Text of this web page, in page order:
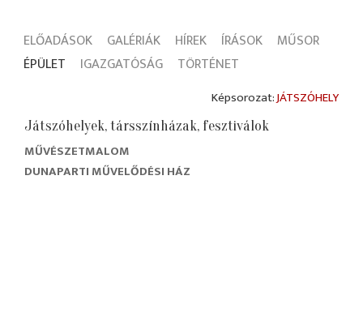
ELŐADÁSOK GALÉRIÁK HÍREK ÍRÁSOK
MŰSOR
ÉPÜLET
IGAZGATÓSÁG TÖRTÉNET
JÁTSZÓHELY
Játszóhelyek, társszínházak, fesztiválok
MŰVÉSZETMALOM
DUNAPARTI MŰVELŐDÉSI HÁZ